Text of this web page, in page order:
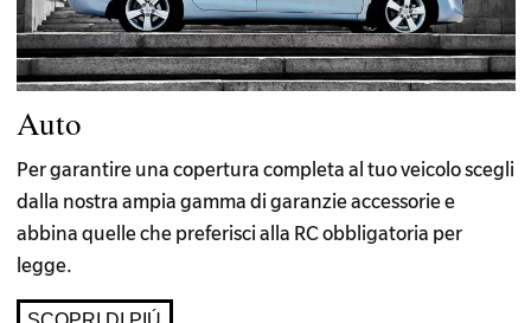
Auto
Per garantire una copertura completa al tuo veicolo scegli
dalla nostra ampia gamma di garanzie accessorie e
abbina quelle che preferisci alla RC obbligatoria per
legge.